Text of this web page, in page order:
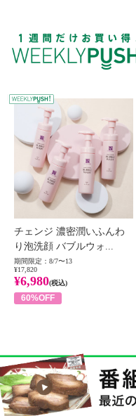
チェンジ 濃密潤いふんわ
り泡洗顔 バブルウォ...
期間限定：8/7〜13
¥17,820
¥6,980(税込)
60%OFF